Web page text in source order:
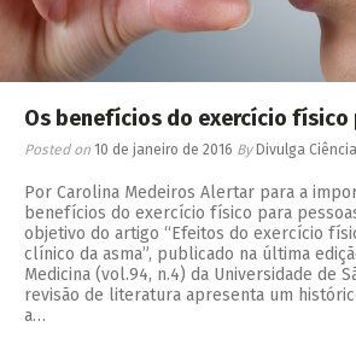
Os benefícios do exercício físico
Posted on 10 de janeiro de 2016 By Divulga Ciência
Por Carolina Medeiros Alertar para a
benefícios do exercício físico para
objetivo do artigo “Efeitos do exercício
clínico da asma”, publicado na última
Medicina (vol.94, n.4) da Universidade de
revisão de literatura apresenta um
a…